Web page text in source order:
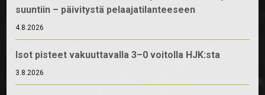
suuntiin – päivitystä pelaajatilanteeseen
4.8.2026
Isot pisteet vakuuttavalla 3–0 voitolla HJK:sta
3.8.2026